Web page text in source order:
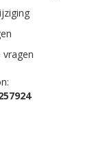
vragen